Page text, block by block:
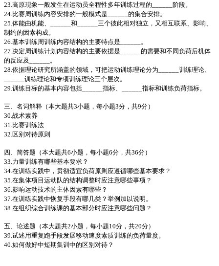
23.高原现象一般发生在运动员全程性多年训练过程的______阶段。
24.比赛周训练内容安排的一般模式是______的集合安排。
25.体能由机能、______和______三个彼此相对独立，又相互联系、影响、
制约的因素构成。
26.基本训练周训练内容结构的主要特点是______。
27.决定周训练计划内容结构的主要依据是______的需要和不同负荷后机体
的反应及______。
28.依据理论研究所涵盖的领域，可把运动训练理论分为______训练理论、
______训练理论和专项训练理论三个层次。
29.训练目标的基本内容包括______指标、______指标和训练负荷指标。
三、名词解释（本大题共3小题，每小题3分，共9分）
30.战术素养
31.比赛训练法
32.区别对待原则
四、简答题（本大题共6小题，每小题6分，共36分）
33.力量训练有哪些基本要求？
34.在训练实践中，贯彻适宜负荷原则应遵循哪些基本要求？
35.在集体项目运动队的结构调整时应注意哪些事项？
36.影响运动技术的主体因素有哪些？
37.在训练实践中恢复手段有哪几类？举例加以说明。
38.在组织综合训练课的基本部分时应注意哪些问题？
五、论述题（本大题共2小题，每小题10分，共20分）
39.试述用重复跑手段发展移动速度素质训练的负荷量度。
40.如何做好中短期集训中的区别对待？